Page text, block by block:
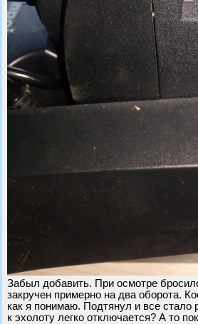
Забыл добавить. При осмотре
закручен примерно на два оборота.
как я понимаю. Подтянул и все
к эхолоту легко отключается? А то